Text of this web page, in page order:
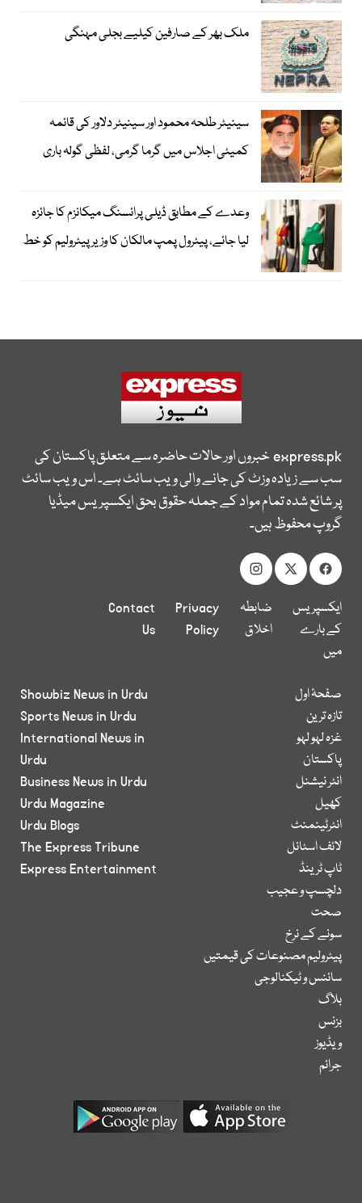
ملک بھر کے صارفین کیلیے بجلی مہنگی
سینیٹر طلحہ محمود اور سینیٹر دلاور کی قائمہ
کمیٹی اجلاس میں گرما گرمی، لفظی گولہ باری
وعدے کے مطابق ڈیلی پرائسنگ میکانزم کا جائزہ
لیا جائے، پیٹرول پمپ مالکان کا وزیرپیٹرولیم کو خط
express.pkخبروں اور حالات حاضرہ سے متعلق پاکستان کی
سب سے زیادہ وزٹ کی جانے والی ویب سائٹ ہے۔ اس ویب سائٹ
پر شائع شدہ تمام مواد کے جملہ حقوق بحق ایکسپریس میڈیا
گروپ محفوظ ہیں۔
ایکسپریس
کے بارے
میں
ضابطہ
اخلاق
Privacy
Policy
Contact
Us
صفحۂ اول
تازہ ترین
غزہ لہو لہو
پاکستان
انٹر نیشنل
کھیل
انٹرٹینمنٹ
لائف اسٹائل
ٹاپ ٹرینڈ
دلچسپ و عجیب
صحت
سونے کے نرخ
پیٹرولیم مصنوعات کی قیمتیں
سائنس و ٹیکنالوجی
بلاگ
بزنس
ویڈیوز
جرائم
Showbiz News in Urdu
Sports News in Urdu
International News in
Urdu
Business News in Urdu
Urdu Magazine
Urdu Blogs
The Express Tribune
Express Entertainment